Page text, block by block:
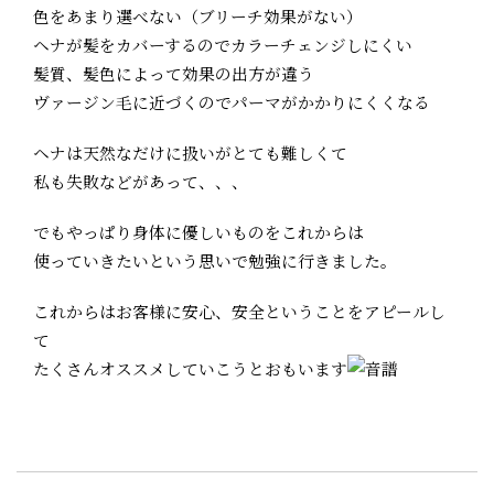
色をあまり選べない（ブリーチ効果がない）
ヘナが髪をカバーするのでカラーチェンジしにくい
髪質、髪色によって効果の出方が違う
ヴァージン毛に近づくのでパーマがかかりにくくなる
ヘナは天然なだけに扱いがとても難しくて
私も失敗などがあって、、、
でもやっぱり身体に優しいものをこれからは
使っていきたいという思いで勉強に行きました。
これからはお客様に安心、安全ということをアピールし
て
たくさんオススメしていこうとおもいます